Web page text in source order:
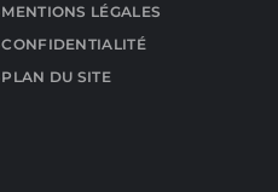
MENTIONS LÉGALES
CONFIDENTIALITÉ
PLAN DU SITE